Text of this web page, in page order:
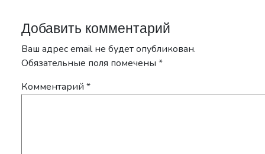
Добавить комментарий
Ваш адрес email не будет опубликован.
Обязательные поля помечены *
Комментарий *